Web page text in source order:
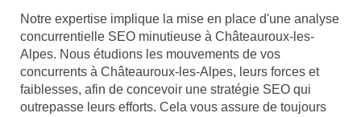
Notre expertise implique la mise en place d'une analyse
concurrentielle SEO minutieuse à Châteauroux-les-
Alpes. Nous étudions les mouvements de vos
concurrents à Châteauroux-les-Alpes, leurs forces et
faiblesses, afin de concevoir une stratégie SEO qui
outrepasse leurs efforts. Cela vous assure de toujours